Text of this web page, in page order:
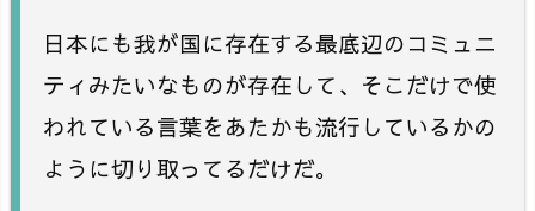
日本にも我が国に存在する最底辺のコミュニ
ティみたいなものが存在して、そこだけで使
われている言葉をあたかも流行しているかの
ように切り取ってるだけだ。